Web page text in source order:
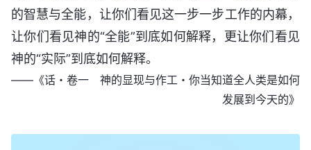
的智慧与全能，让你们看见这一步一步工作的内幕，
让你们看见神的“全能”到底如何解释，更让你们看见
神的“实际”到底如何解释。
——《话・卷一 神的显现与作工・你当知道全人类是如何
发展到今天的》